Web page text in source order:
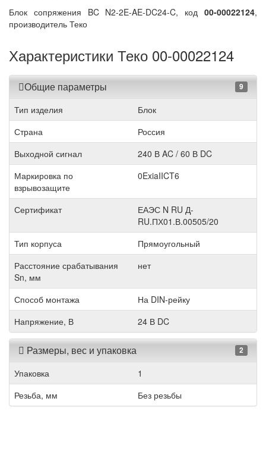
Блок сопряжения BC N2-2E-AE-DC24-C, код 00-00022124,
производитель Теко
Характеристики Теко 00-00022124
Общие параметры 9
Тип изделия
Блок
Страна
Россия
Выходной сигнал
240 В AC / 60 В DC
Маркировка по
взрывозащите
0ExiaIICT6
Сертификат
ЕАЭС N RU Д-
RU.ПХ01.В.00505/20
Тип корпуса
Прямоугольный
Расстояние срабатывания
Sn, мм
нет
Способ монтажа
На DIN-рейку
Напряжение, В
24 В DC
Размеры, вес и упаковка 2
Упаковка
1
Резьба, мм
Без резьбы